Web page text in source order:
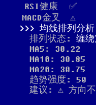
RSI健康
✅
MACD金叉
⚠️
均线排列分析
排列状态: 缠
MA5: 30.22
MA10: 30.85
MA20: 30.75
趋势强度: 50
建议: ⚠️ 方向不